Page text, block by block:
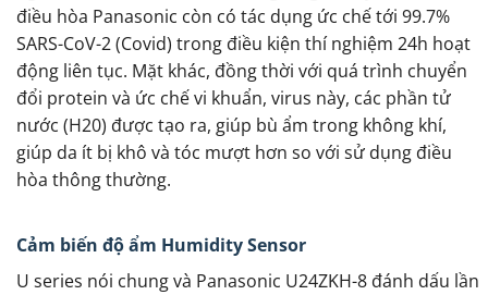
điều hòa Panasonic còn có tác dụng ức chế tới 99.7%
SARS-CoV-2 (Covid) trong điều kiện thí nghiệm 24h hoạt
động liên tục. Mặt khác, đồng thời với quá trình chuyển
đổi protein và ức chế vi khuẩn, virus này, các phần tử
nước (H20) được tạo ra, giúp bù ẩm trong không khí,
giúp da ít bị khô và tóc mượt hơn so với sử dụng điều
hòa thông thường.
Cảm biến độ ẩm Humidity Sensor
U series nói chung và Panasonic U24ZKH-8 đánh dấu lần